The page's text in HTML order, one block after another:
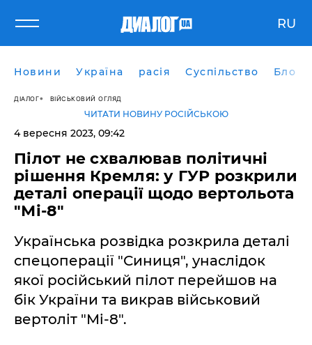
RU
Новини Україна расія Суспільство Блоги
ДІАЛОГ ВІЙСЬКОВИЙ ОГЛЯД
ЧИТАТИ НОВИНУ РОСІЙСЬКОЮ
4 вересня 2023, 09:42
Пілот не схвалював політичні
рішення Кремля: у ГУР розкрили
деталі операції щодо вертольота
"Мі-8"
Українська розвідка розкрила деталі
спецоперації "Синиця", унаслідок
якої російський пілот перейшов на
бік України та викрав військовий
вертоліт "Мі-8".